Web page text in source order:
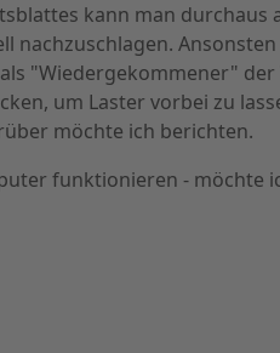
kann man durchaus
nachzuschlagen.
"Wiedergekommener"
um Laster vorbei zu
möchte ich berichten.
funktionieren - möchte